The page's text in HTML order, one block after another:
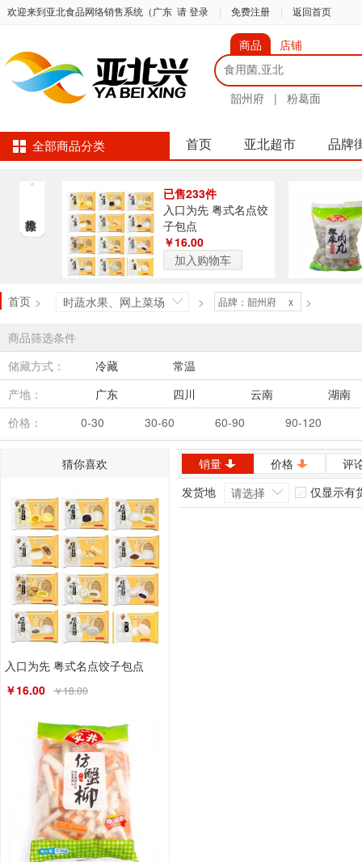
欢迎来到亚北食品网络销售系统（广东 请 登录 免费注册 返回首页
商品 店铺
韶州府 | 粉葛面
全部商品分类 首页 亚北超市 品牌
已售233件
入口为先 粤式名点饺
子包点
￥16.00
加入购物车
首页 > 时蔬水果、网上菜场 > 品牌：韶州府 x >
商品筛选条件
储藏方式：
冷藏
常温
产地：
广东 四川 云南
湖南
内蒙古
价格： 0-30 30-60 60-90 90-120
猜你喜欢
入口为先 粤式名点饺子包点
￥16.00 ￥18.00
销量 价格
评
发货地
请选择 仅显示有